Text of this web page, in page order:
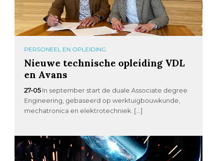
PERSONEEL EN OPLEIDING
Nieuwe technische opleiding VDL
en Avans
27-05 In september start de duale Associate degree
Engineering, gebaseerd op werktuigbouwkunde,
mechatronica en elektrotechniek. […]